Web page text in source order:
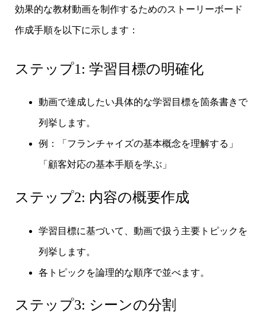
効果的な教材動画を制作するためのストーリーボード
作成手順を以下に示します：
ステップ1: 学習目標の明確化
動画で達成したい具体的な学習目標を箇条書きで
列挙します。
例：「フランチャイズの基本概念を理解する」
「顧客対応の基本手順を学ぶ」
ステップ2: 内容の概要作成
学習目標に基づいて、動画で扱う主要トピックを
列挙します。
各トピックを論理的な順序で並べます。
ステップ3: シーンの分割